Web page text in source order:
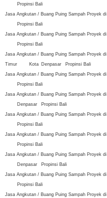
Propinsi Bali
Jasa Angkutan / Buang Puing Sampah Proyek di
Propinsi Bali
Jasa Angkutan / Buang Puing Sampah Proyek di
Propinsi Bali
Jasa Angkutan / Buang Puing Sampah Proyek di
Timur
Kota Denpasar
Propinsi Bali
Jasa Angkutan / Buang Puing Sampah Proyek di
Propinsi Bali
Jasa Angkutan / Buang Puing Sampah Proyek di
Denpasar
Propinsi Bali
Jasa Angkutan / Buang Puing Sampah Proyek di
Propinsi Bali
Jasa Angkutan / Buang Puing Sampah Proyek di
Propinsi Bali
Jasa Angkutan / Buang Puing Sampah Proyek di
Denpasar
Propinsi Bali
Jasa Angkutan / Buang Puing Sampah Proyek di
Propinsi Bali
Jasa Angkutan / Buang Puing Sampah Proyek di